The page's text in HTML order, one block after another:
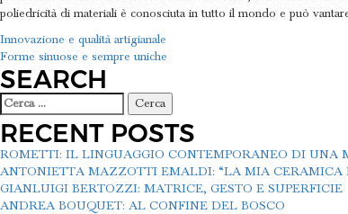
poliedricità di materiali è conosciuta in tutto il mondo e può
NAVIGAZIONE
ARTICOLI
Innovazione e qualità artigianale
Forme sinuose e sempre uniche
SEARCH
Ricerca
per:
RECENT POSTS
ROMETTI: IL LINGUAGGIO CONTEMPORANEO DI UNA
ANTONIETTA MAZZOTTI EMALDI: “LA MIA CERAMICA
GIANLUIGI BERTOZZI: MATRICE, GESTO E SUPERFICIE
ANDREA BOUQUET: AL CONFINE DEL BOSCO